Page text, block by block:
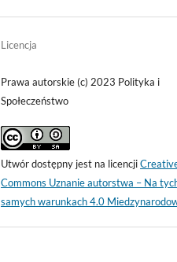
Licencja
Prawa autorskie (c) 2023 Polityka i
Społeczeństwo
Utwór dostępny jest na licencji
Commons Uznanie autorstwa – Na
samych warunkach 4.0